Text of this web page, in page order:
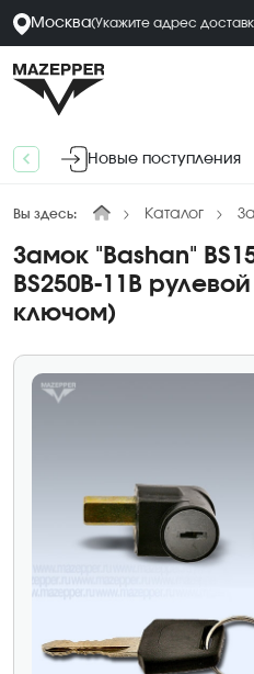
Москва(Укажите адрес
Новые поступления
Вы здесь: Каталог
Замок "Bashan"
BS250B-11B
ключом)